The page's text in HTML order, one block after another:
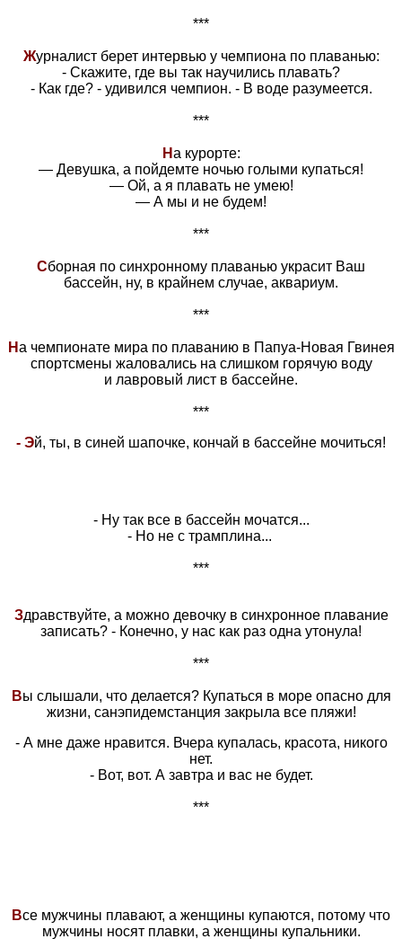
***
Журналист берет интервью у чемпиона по плаванью:
- Скажите, где вы так научились плавать?
- Как где? - удивился чемпион. - В воде разумеется.
***
На курорте:
— Девушка, а пойдемте ночью голыми купаться!
— Ой, а я плавать не умею!
— А мы и не будем!
***
Сборная по синхронному плаванью украсит Ваш
бассейн, ну, в крайнем случае, аквариум.
***
На чемпионате мира по плаванию в Папуа-Новая Гвинея
спортсмены жаловались на слишком горячую воду
и лавровый лист в бассейне.
***
- Эй, ты, в синей шапочке, кончай в бассейне мочиться!
- Hy так все в бассейн мочатся...
- Hо не с тpамплина...
***
Здравствуйте, а можно девочку в синхронное плавание
записать? - Конечно, у нас как раз одна утонула!
***
Вы слышали, что делается? Купаться в море опасно для
жизни, санэпидемстанция закрыла все пляжи!
- А мне даже нравится. Вчера купалась, красота, никого
нет.
- Вот, вот. А завтра и вас не будет.
***
Все мужчины плавают, а женщины купаются, потому что
мужчины носят плавки, а женщины купальники.